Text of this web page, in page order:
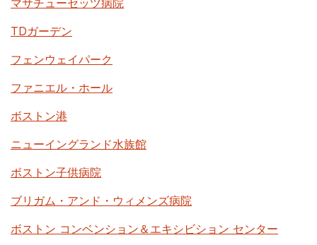
マサチューセッツ病院
TDガーデン
フェンウェイパーク
ファニエル・ホール
ボストン港
ニューイングランド水族館
ボストン子供病院
ブリガム・アンド・ウィメンズ病院
ボストン コンベンション＆エキシビション センター